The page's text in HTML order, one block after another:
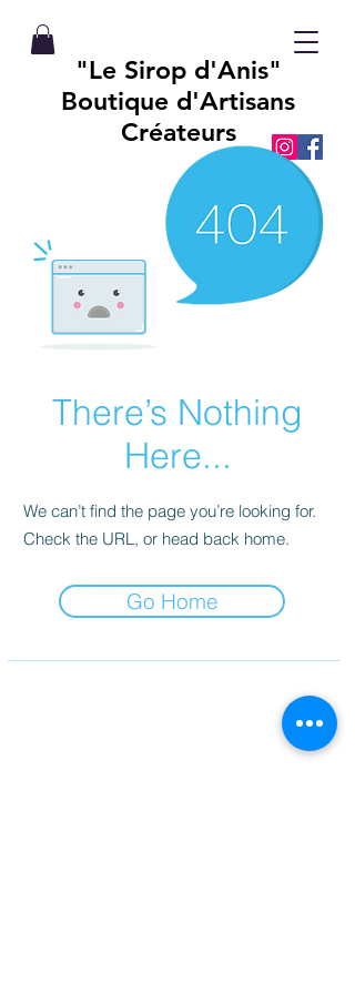
"Le Sirop d'Anis"
Boutique d'Artisans
Créateurs
There’s Nothing
Here...
We can’t find the page you’re looking for.
Check the URL, or head back home.
Go Home